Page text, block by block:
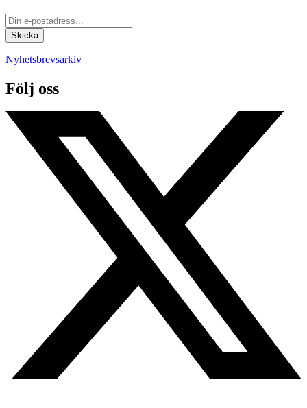
Nyhetsbrevsarkiv
Följ oss